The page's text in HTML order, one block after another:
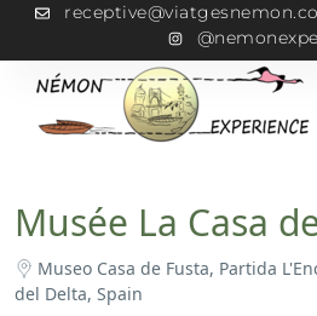
Musée La Casa
Museo Casa de Fusta, Partida
del Delta, Spain